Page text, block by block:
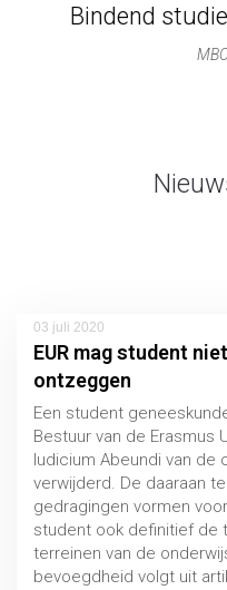
Bindend
03 juli 2020
EUR mag student
ontzeggen
Een student
Bestuur van de Erasmus
Iudicium Abeundi van de
verwijderd. De daaraan
gedragingen vormen
student ook definitief de
terreinen van de
bevoegdheid volgt uit